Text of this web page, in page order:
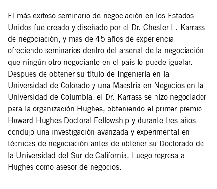
El más exitoso seminario de negociación en los Estados
Unidos fue creado y diseñado por el Dr. Chester L. Karrass
de negociación, y más de 45 años de experiencia
ofreciendo seminarios dentro del arsenal de la negociación
que ningún otro negociante en el país lo puede igualar.
Después de obtener su título de Ingeniería en la
Universidad de Colorado y una Maestría en Negocios en la
Universidad de Columbia, el Dr. Karrass se hizo negociador
para la organización Hughes, obteniendo el primer premio
Howard Hughes Doctoral Fellowship y durante tres años
condujo una investigación avanzada y experimental en
técnicas de negociación antes de obtener su Doctorado de
la Universidad del Sur de California. Luego regresa a
Hughes como asesor de negocios.